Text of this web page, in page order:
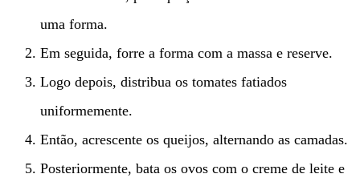
uma forma.
Em seguida, forre a forma com a massa e reserve.
Logo depois, distribua os tomates fatiados
uniformemente.
Então, acrescente os queijos, alternando as camadas.
Posteriormente, bata os ovos com o creme de leite e